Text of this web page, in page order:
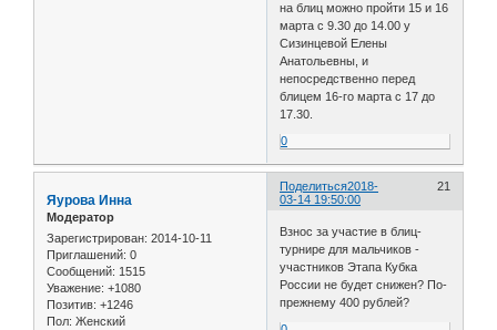
на блиц можно пройти 15 и 16
марта с 9.30 до 14.00 у
Сизинцевой Елены
Анатольевны, и
непосредственно перед
блицем 16-го марта с 17 до
17.30.
0
Поделиться 21
2018-
03-14 19:50:00
Яурова Инна
Модератор
Зарегистрирован: 2014-10-11
Приглашений: 0
Сообщений: 1515
Уважение: +1080
Позитив: +1246
Пол: Женский
Взнос за участие в блиц-
турнире для мальчиков -
участников Этапа Кубка
России не будет снижен? По-
прежнему 400 рублей?